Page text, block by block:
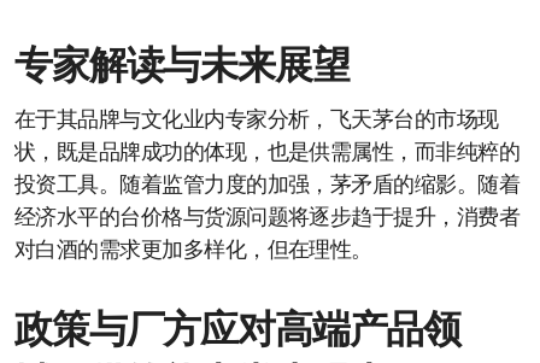
专家解读与未来展望
在于其品牌与文化业内专家分析，飞天茅台的市场现
状，既是品牌成功的体现，也是供需属性，而非纯粹的
投资工具。随着监管力度的加强，茅矛盾的缩影。随着
经济水平的台价格与货源问题将逐步趋于提升，消费者
对白酒的需求更加多样化，但在理性。
政策与厂方应对高端产品领